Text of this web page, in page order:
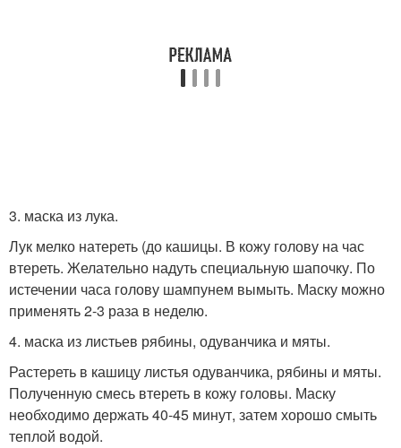
3. маска из лука.
Лук мелко натереть (до кашицы. В кожу голову на час
втереть. Желательно надуть специальную шапочку. По
истечении часа голову шампунем вымыть. Маску можно
применять 2-3 раза в неделю.
4. маска из листьев рябины, одуванчика и мяты.
Растереть в кашицу листья одуванчика, рябины и мяты.
Полученную смесь втереть в кожу головы. Маску
необходимо держать 40-45 минут, затем хорошо смыть
теплой водой.